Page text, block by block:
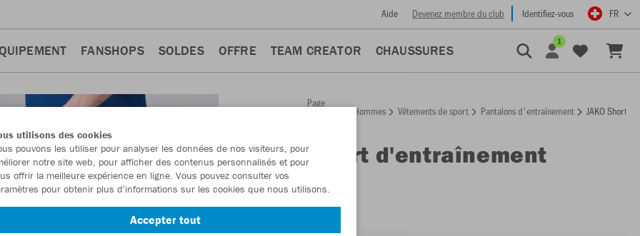
Aide Devenez membre du club Identifiez-vous FR
FANSHOPS SOLDES OFFRE TEAM CREATOR CHAUSSURES
1
Retour
Page
Hommes Vêtements de sport Pantalons d'entraînement JAKO Short
JAKO Short d'entraînement
Allround
utilisons des cookies
pouvons les utiliser pour analyser les données de nos visiteurs, pour
notre site web, pour afficher des contenus personnalisés et pour
offrir la meilleure expérience en ligne. Vous pouvez consulter vos
pour obtenir plus d'informations sur les cookies que nous utilisons.
Accepter tout